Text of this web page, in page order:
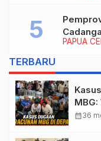
PAPUA
TERBARU
calendar_month36